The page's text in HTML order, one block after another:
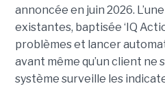
annoncée en juin 2026.
existantes, baptisée ‘IQ
problèmes et lancer
avant même qu’un client ne
système surveille les